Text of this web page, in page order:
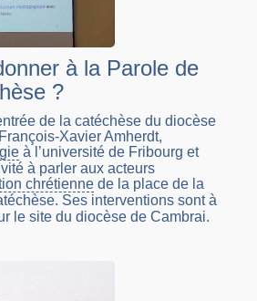
à la Parole de
?
de la catéchèse du diocèse
Xavier Amherdt,
à l’université de Fribourg et
à parler aux acteurs
chrétienne de la place de la
Ses interventions sont à
le site du diocèse de Cambrai.